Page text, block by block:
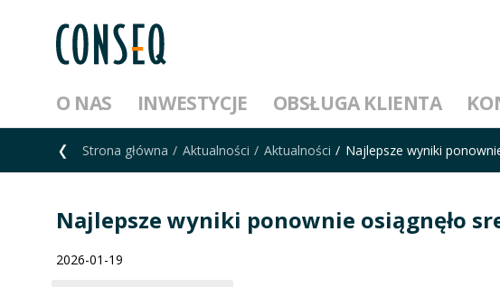
O NAS INWESTYCJE OBSŁUGA KLIENTA
Strona główna Aktualności Aktualności Najlepsze wyniki
Najlepsze wyniki ponownie osiągnęło
2026-01-19